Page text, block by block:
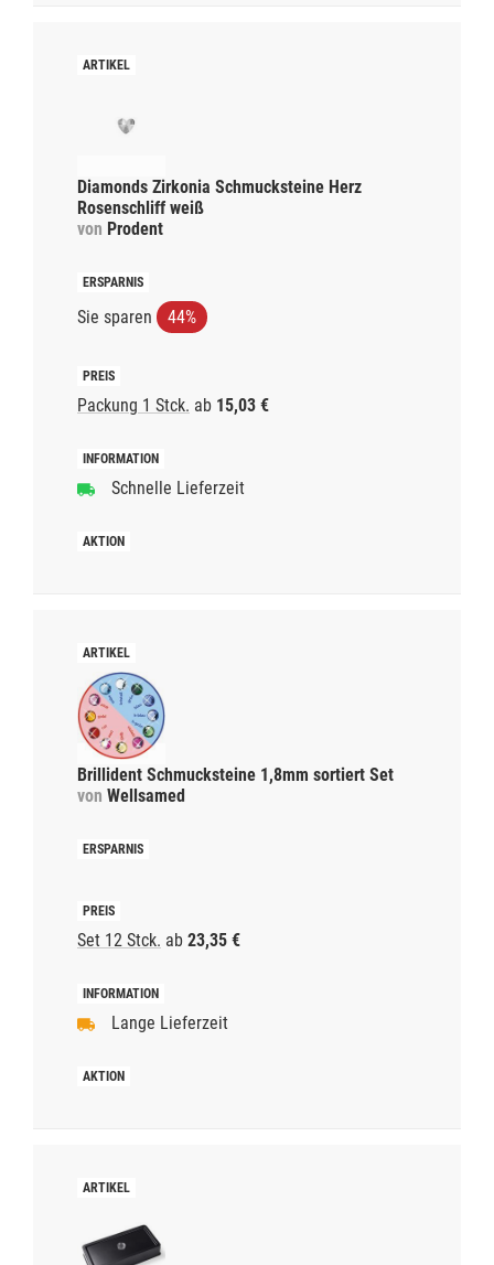
Diamonds Zirkonia Schmucksteine Herz
Rosenschliff weiß
von Prodent
Sie sparen 44%
Packung 1 Stck. ab 15,03 €
Schnelle Lieferzeit
Brillident Schmucksteine 1,8mm sortiert Set
von Wellsamed
Set 12 Stck. ab 23,35 €
Lange Lieferzeit